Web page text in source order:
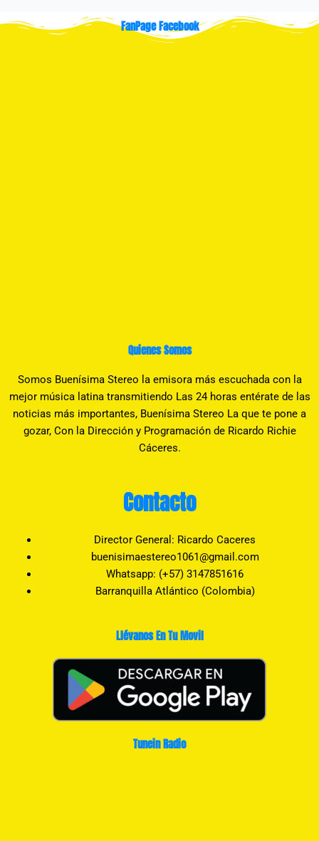
FanPage Facebook
Quienes Somos
Somos Buenísima Stereo la emisora más escuchada con la
mejor música latina transmitiendo Las 24 horas entérate de las
noticias más importantes, Buenísima Stereo La que te pone a
gozar, Con la Dirección y Programación de Ricardo Richie
Cáceres.
Contacto
Director General: Ricardo Caceres
buenisimaestereo1061@gmail.com
Whatsapp: (+57) 3147851616
Barranquilla Atlántico (Colombia)
Llévanos En Tu Movil
Tunein Radio